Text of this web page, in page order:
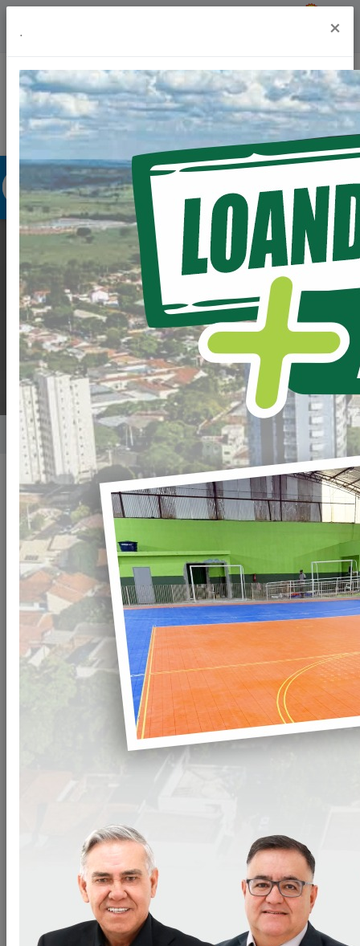
RODA DE CONVERSA
COM IDOSOS NO
CRAS
Home Notícias
Publicado em: 11/05/2023 08:00
Compartilhar WHATSAPP
Na tarde do dia 10/05 realizamos uma Roda de Conversa
com idosos no CRAS. O projeto faz parte da “Estratégia
Brasil Amigo da Pessoa Idosa” no qual o município de
Loanda fez adesão no início da atual gestão. O objetivo
desta ação é promover ações de caráter intersetorial e
. ×